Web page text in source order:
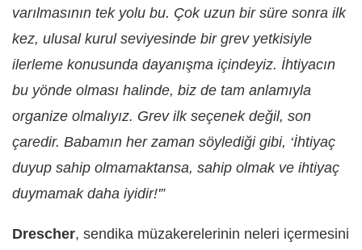
varılmasının tek yolu bu. Çok uzun bir süre sonra ilk
kez, ulusal kurul seviyesinde bir grev yetkisiyle
ilerleme konusunda dayanışma içindeyiz. İhtiyacın
bu yönde olması halinde, biz de tam anlamıyla
organize olmalıyız. Grev ilk seçenek değil, son
çaredir. Babamın her zaman söylediği gibi, ‘İhtiyaç
duyup sahip olmamaktansa, sahip olmak ve ihtiyaç
duymamak daha iyidir!'”
Drescher, sendika müzakerelerinin neleri içermesini